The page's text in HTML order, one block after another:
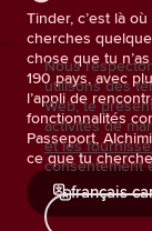
Tinder, c’est là
cherches
chose que tu
190 pays, avec
l’appli de
fonctionnalités
Passeport,
ce que tu
français
Nous
utilisons des
Web, te
activités de
et les
consentement